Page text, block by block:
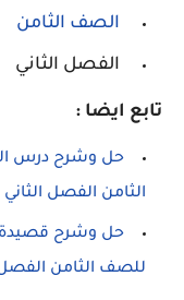
الصف الثامن
الفصل الثاني
تابع ايضا :
حل وشرح درس
الثامن الفصل الثاني
حل وشرح قصيدة
للصف الثامن الفصل